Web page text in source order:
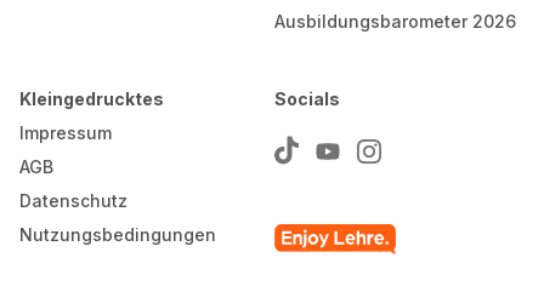
Ausbildungsbarometer 2026
Kleingedrucktes
Impressum
AGB
Datenschutz
Nutzungsbedingungen
Socials